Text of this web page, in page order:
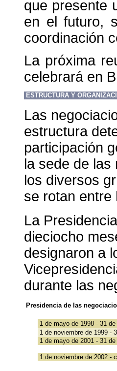
que presente
en el futuro,
coordinación
La próxima
celebrará en
ESTRUCTURA Y
Las
estructura
participación
la sede de las
los diversos
se rotan
La
dieciocho
designaron a
durante las
Presidencia de las
1 de mayo de 1998 - 31
1 de noviembre de 1999 -
1 de mayo de 2001 - 31
1 de noviembre de 2002 -